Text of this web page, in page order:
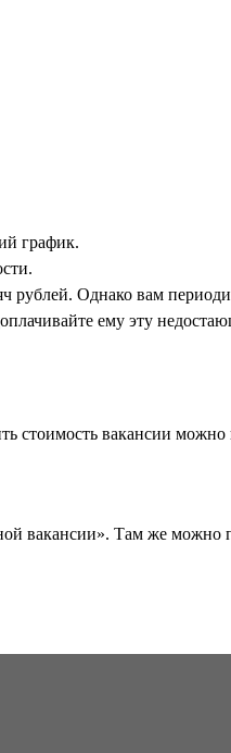
график.
рублей. Однако вам
ему эту
стоимость вакансии можно
вакансии». Там же можно